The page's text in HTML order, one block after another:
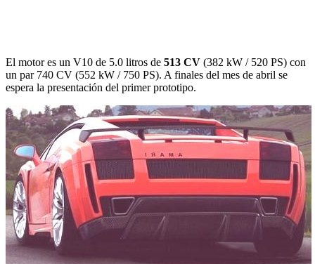
El motor es un V10 de 5.0 litros de 513 CV (382 kW / 520 PS) con
un par 740 CV (552 kW / 750 PS). A finales del mes de abril se
espera la presentación del primer prototipo.